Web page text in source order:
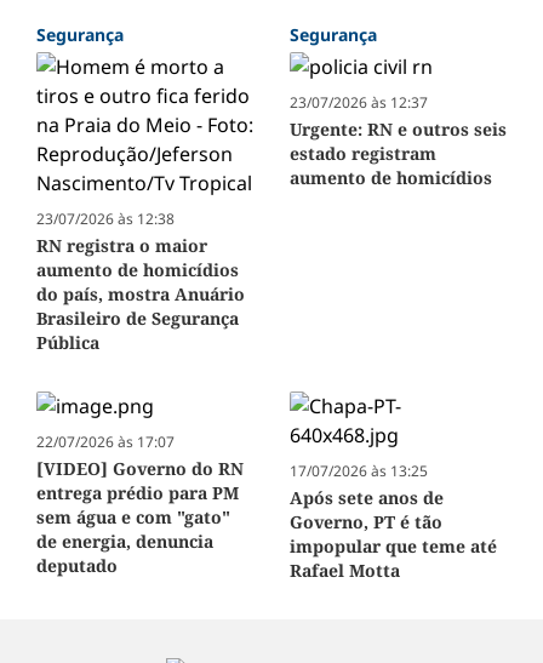
Segurança
23/07/2026 às 12:38
RN registra o maior
aumento de homicídios
do país, mostra Anuário
Brasileiro de Segurança
Pública
Segurança
23/07/2026 às 12:37
Urgente: RN e outros seis
estado registram
aumento de homicídios
22/07/2026 às 17:07
[VIDEO] Governo do RN
entrega prédio para PM
sem água e com "gato"
de energia, denuncia
deputado
17/07/2026 às 13:25
Após sete anos de
Governo, PT é tão
impopular que teme até
Rafael Motta